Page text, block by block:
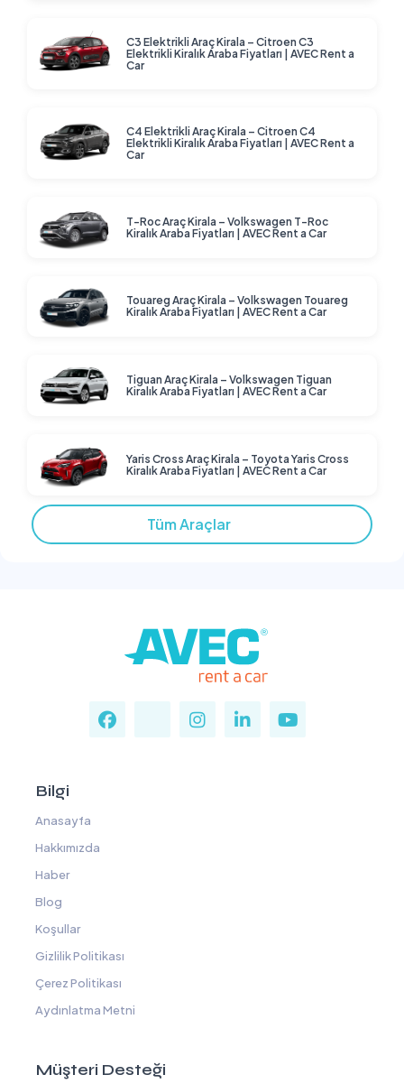
C3 Elektrikli Araç Kirala – Citroen C3
Elektrikli Kiralık Araba Fiyatları | AVEC Rent a
Car
C4 Elektrikli Araç Kirala – Citroen C4
Elektrikli Kiralık Araba Fiyatları | AVEC Rent a
Car
T-Roc Araç Kirala – Volkswagen T-Roc
Kiralık Araba Fiyatları | AVEC Rent a Car
Touareg Araç Kirala – Volkswagen Touareg
Kiralık Araba Fiyatları | AVEC Rent a Car
Tiguan Araç Kirala – Volkswagen Tiguan
Kiralık Araba Fiyatları | AVEC Rent a Car
Yaris Cross Araç Kirala – Toyota Yaris Cross
Kiralık Araba Fiyatları | AVEC Rent a Car
Tüm Araçlar
Bilgi
Anasayfa
Hakkımızda
Haber
Blog
Koşullar
Gizlilik Politikası
Çerez Politikası
Aydınlatma Metni
Müşteri Desteği